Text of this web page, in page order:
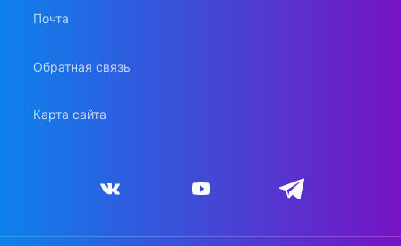
Почта
Обратная связь
Карта сайта